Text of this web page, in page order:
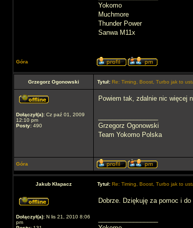
Yokomo
Muchmore
Thunder Power
Sanwa M11x
Góra
Grzegorz Ogonowski Tytuł: Re: Timing, Boost, Turbo jak to
Dołączył(a): Cz paź 01, 2009
12:10 pm
Posty: 490
Powiem tak, zdalnie nic więcej
Grzegorz Ogonowski
Team Yokomo Polska
Góra
Jakub Kłapacz Tytuł: Re: Timing, Boost, Turbo jak to
Dołączył(a): N lis 21, 2010 8:06
pm
Dobrze. Dziękuję za pomoc i